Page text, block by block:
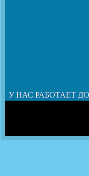
У НАС РАБОТАЕТ